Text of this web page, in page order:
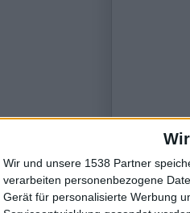
Wir und unsere 1538 Partner
verarbeiten personenbezogene
Gerät für personalisierte Werbung